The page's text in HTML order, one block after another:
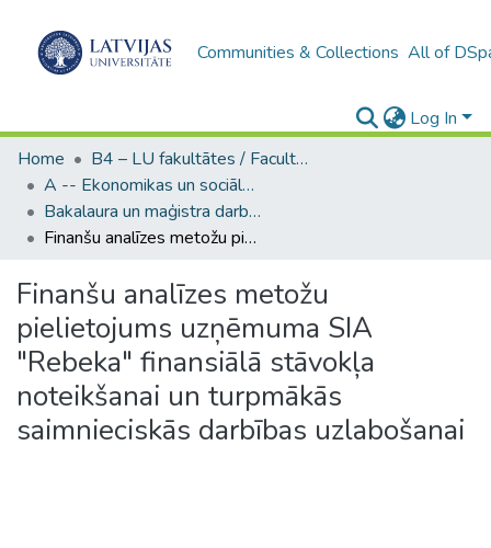
Communities & Collections All of
Log In
Home
B4 – LU fakultātes / Faculties of the UL
A -- Ekonomikas un sociālo zinātņu fakultāte / Faculty of Economics and Social Sciences
Bakalaura un maģistra darbi (ESZF) / Bachelor's and Master's theses
Finanšu analīzes metožu pielietojums uzņēmuma SIA "Rebeka" finansiālā stāvokļa noteikšanai un turpmākās saimnieciskās darbības uzlabošanai
Finanšu analīzes metožu
pielietojums uzņēmuma SIA
"Rebeka" finansiālā stāvokļa
noteikšanai un turpmākās
saimnieciskās darbības uzlabošanai